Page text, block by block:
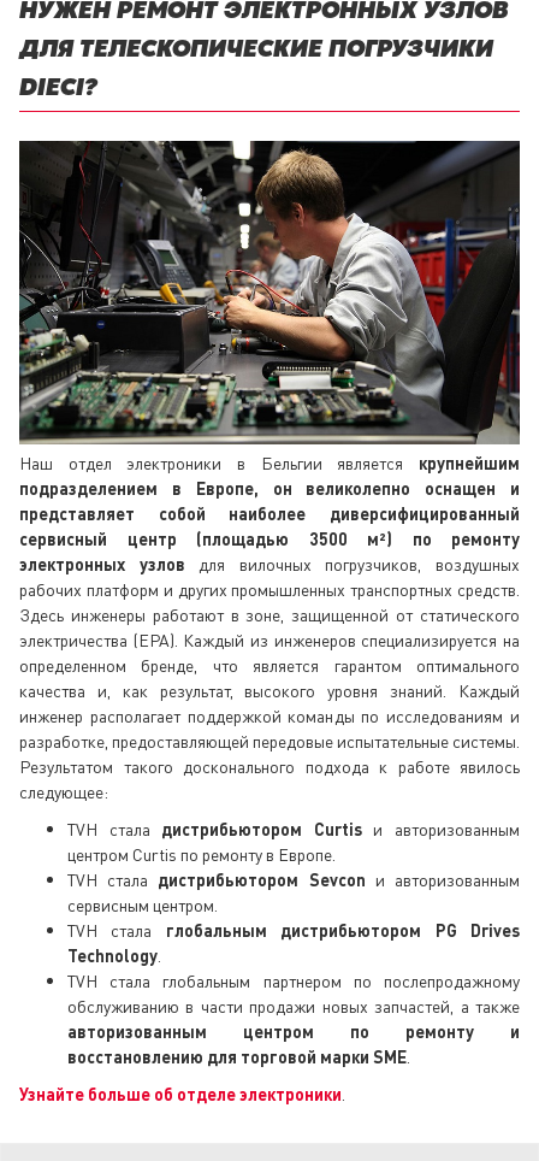
НУЖЕН РЕМОНТ ЭЛЕКТРОННЫХ УЗЛОВ
ДЛЯ ТЕЛЕСКОПИЧЕСКИЕ ПОГРУЗЧИКИ
DIECI?
Наш отдел электроники в Бельгии является крупнейшим
подразделением в Европе, он великолепно оснащен и
представляет собой наиболее диверсифицированный
сервисный центр (площадью 3500 м²) по ремонту
электронных узлов для вилочных погрузчиков, воздушных
рабочих платформ и других промышленных транспортных средств.
Здесь инженеры работают в зоне, защищенной от статического
электричества (EPA). Каждый из инженеров специализируется на
определенном бренде, что является гарантом оптимального
качества и, как результат, высокого уровня знаний. Каждый
инженер располагает поддержкой команды по исследованиям и
разработке, предоставляющей передовые испытательные системы.
Результатом такого досконального подхода к работе явилось
следующее:
TVH стала дистрибьютором Curtisи авторизованным
центром Curtis по ремонту в Европе.
TVH стала дистрибьютором Sevcon и авторизованным
сервисным центром.
TVH стала глобальным дистрибьютором PG Drives
Technology
TVH стала глобальным партнером по послепродажному
обслуживанию в части продажи новых запчастей, а также
авторизованным центром по ремонту и
восстановлению для торговой марки SME
Узнайте больше об отделе электроники